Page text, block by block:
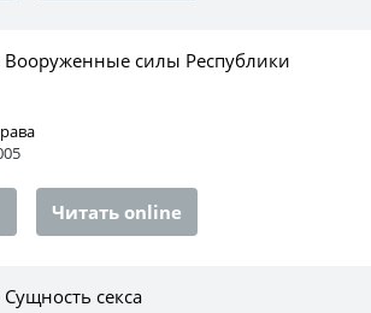
Вооруженные силы Республики
Читать online
секса